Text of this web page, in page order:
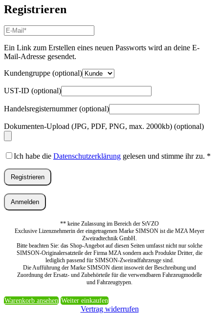
Registrieren
E-
Mail-
Adresse*
Erforderlich
Ein Link zum Erstellen eines neuen Passworts wird an deine E-
Mail-Adresse gesendet.
Kundengruppe (optional)
UST-ID (optional)
Handelsregisternummer(optional)
Dokumenten-Upload (JPG, PDF, PNG, max. 2000kb) (optional)
Ich habe die Datenschutzerklärung gelesen und stimme ihr zu. *
Registrieren
Anmelden
** keine Zulassung im Bereich der StVZO
Exclusive Lizenznehmerin der eingetragenen Marke SIMSON ist die MZA Meyer
Zweiradtechnik GmbH.
Bitte beachten Sie: das Shop-Angebot auf diesen Seiten umfasst nicht nur solche
SIMSON-Originalersatzteile der Firma MZA sondern auch Produkte Dritter, die
lediglich passend für SIMSON-Zweiradfahrzeuge sind.
Die Aufführung der Marke SIMSON dient insoweit der Beschreibung und
Zuordnung der Ersatz- und Zubehörteile für die verwendbaren Fahrzeugmodelle
und Fahrzeugtypen.
Warenkorb ansehen Weiter einkaufen
Vertrag widerrufen